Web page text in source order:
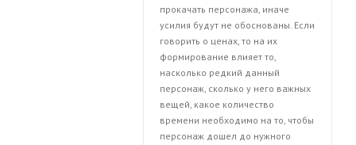
прокачать персонажа, иначе
усилия будут не обоснованы. Если
говорить о ценах, то на их
формирование влияет то,
насколько редкий данный
персонаж, сколько у него важных
вещей, какое количество
времени необходимо на то, чтобы
персонаж дошел до нужного